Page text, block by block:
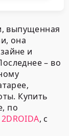
выпущенная
она
и
– во
Купить
по
, с